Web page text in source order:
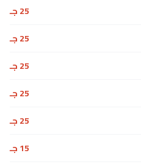
25 جـ
25 جـ
25 جـ
25 جـ
25 جـ
15 جـ